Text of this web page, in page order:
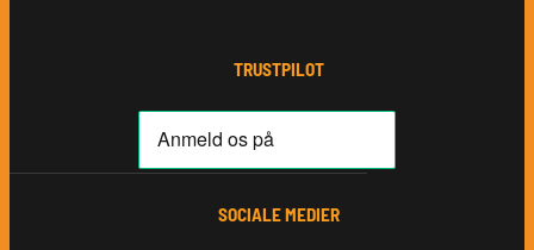
TRUSTPILOT
SOCIALE MEDIER